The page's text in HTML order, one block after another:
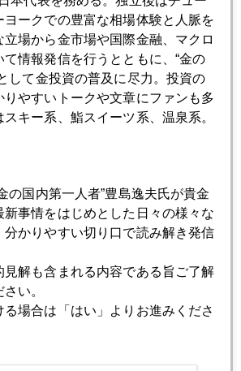
ＰＩＦの今後
ブルを救う
」負ければ円高局面も
ヨークでの豊富な相場体験と人脈を
立場から金市場や国際金融、マクロ
情報発信を行うとともに、“金の
して金投資の普及に尽力。投資の
りやすいトークや文章にファンも多
キー系、鮨スイーツ系、温泉系。
の国内第一人者”豊島逸夫氏が貴金
新事情をはじめとした日々の様々な
分かりやすい切り口で読み解き発信
見解も含まれる内容である旨ご了解
い。
る場合は「はい」よりお進みくださ